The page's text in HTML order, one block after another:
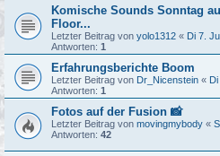
Komische Sounds Sonntag
Floor...
Letzter Beitrag von yolo1312 « Di 7.
Antworten: 1
Erfahrungsberichte Boom
Letzter Beitrag von Dr_Nicenstein «
Antworten: 1
Fotos auf der Fusion 📸
Letzter Beitrag von movingmybody «
Antworten: 42